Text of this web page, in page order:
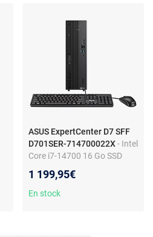
ASUS ExpertCenter D7 SFF
D701SER-714700022X - Intel
Core i7-14700 16 Go SSD
Windows 11 Professionnel
1 199,95€
En stock